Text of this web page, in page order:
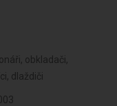
obkladači,
dlaždiči